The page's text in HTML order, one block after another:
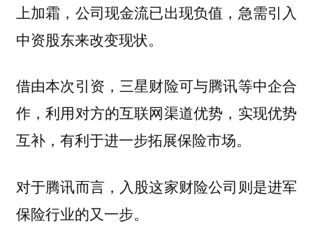
上加霜，公司现金流已出现负值， 急需引入
中资股东来改变现状。
借由本次引资，三星财险可与腾讯等中企合
作，利用对方的互联网渠道优势，实现优势
互补，有利于进一步拓展保险市场。
对于腾讯而言，入股这家财险公司则是进军
保险行业的又一步。